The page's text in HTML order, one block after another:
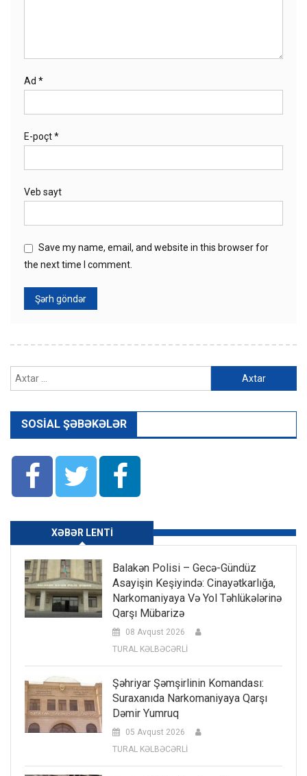
Ad *
E-poçt*
Veb sayt
Save my name, email, and website in this browser for
the next time I comment.
SOSIAL ŞƏBƏKƏLƏR
XƏBƏR LENTI
Balakən Polisi – Gecə-Gündüz
Asayişin Keşiyində: Cinayətkarlığa,
Narkomaniyaya Və Yol Təhlükələrinə
Qarşı Mübarizə
08 Avqust 2026
TURAL KƏLBƏCƏRLİ
Şəhriyar Şəmşirlinin Komandası:
Suraxanıda Narkomaniyaya Qarşı
Dəmir Yumruq
05 Avqust 2026
TURAL KƏLBƏCƏRLİ